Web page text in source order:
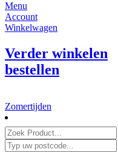
Menu
Account
Winkelwagen
Verder winkelen
bestellen
Zomertijden